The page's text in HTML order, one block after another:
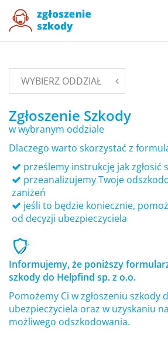
WYBIERZ ODDZIAŁ
Zgłoszenie Szkody
w wybranym oddziale
Dlaczego warto skorzystać z
prześlemy instrukcję jak zgłosić
przeanalizujemy Twoje
zaniżeń
jeśli to będzie koniecznie,
od decyzji ubezpieczyciela
Informujemy, że poniższy
szkody do Helpfind sp. z o.o.
Pomożemy Ci w zgłoszeniu szkody
ubezpieczyciela oraz w uzyskaniu
możliwego odszkodowania.